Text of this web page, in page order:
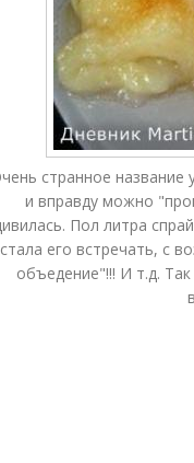
странное название
и вправду можно
Пол литра
стала его встречать, с
объедение"!!! И т.д.